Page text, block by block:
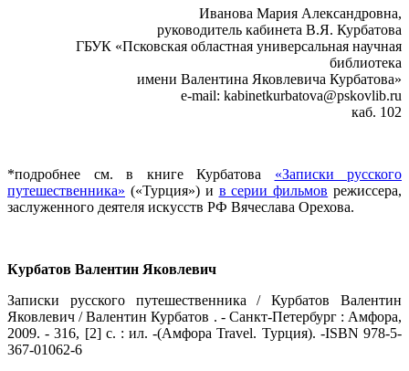
Иванова Мария Александровна,
руководитель кабинета В.Я. Курбатова
ГБУК «Псковская областная универсальная научная
библиотека
имени Валентина Яковлевича Курбатова»
e-mail: kabinetkurbatova@pskovlib.ru
каб. 102
*подробнее см. в книге Курбатова «Записки русского
путешественника» («Турция») и в серии фильмов режиссера,
заслуженного деятеля искусств РФ Вячеслава Орехова.
Курбатов Валентин Яковлевич
Записки русского путешественника / Курбатов Валентин
Яковлевич / Валентин Курбатов . - Санкт-Петербург : Амфора,
2009. - 316, [2] с. : ил. -(Амфора Travel. Турция). -ISBN 978-5-
367-01062-6